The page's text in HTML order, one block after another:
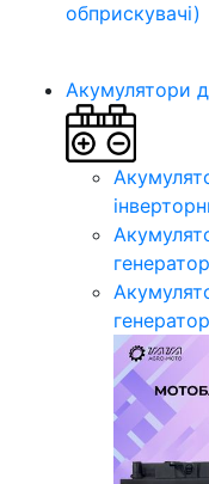
обприскувачі)
Акумулятори